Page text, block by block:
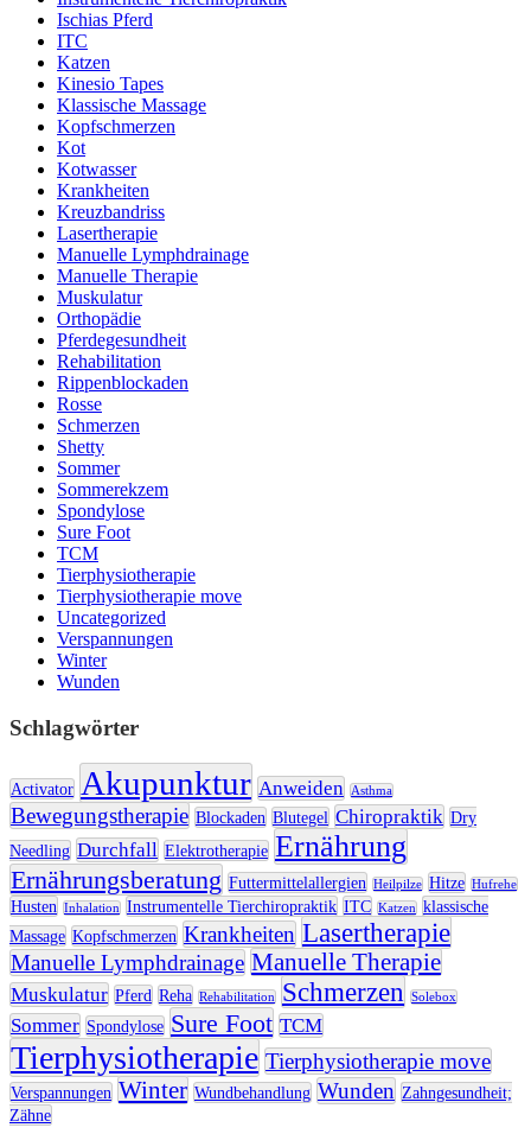
Ischias Pferd
ITC
Katzen
Kinesio Tapes
Klassische Massage
Kopfschmerzen
Kot
Kotwasser
Krankheiten
Kreuzbandriss
Lasertherapie
Manuelle Lymphdrainage
Manuelle Therapie
Muskulatur
Orthopädie
Pferdegesundheit
Rehabilitation
Rippenblockaden
Rosse
Schmerzen
Shetty
Sommer
Sommerekzem
Spondylose
Sure Foot
TCM
Tierphysiotherapie
Tierphysiotherapie move
Uncategorized
Verspannungen
Winter
Wunden
Schlagwörter
Activator Akupunktur Anweiden Asthma
Bewegungstherapie Blockaden Blutegel Chiropraktik Dry
Needling Durchfall Elektrotherapie Ernährung
Ernährungsberatung Futtermittelallergien Heilpilze Hitze Hufrehe
Husten Inhalation Instrumentelle Tierchiropraktik ITC Katzen
klassische
Massage Kopfschmerzen Krankheiten Lasertherapie
Manuelle Lymphdrainage Manuelle Therapie
Muskulatur Pferd Reha Rehabilitation Schmerzen Solebox
Sommer Spondylose Sure Foot TCM
Tierphysiotherapie Tierphysiotherapie move
Verspannungen Winter Wundbehandlung Wunden Zahngesundheit;
Zähne